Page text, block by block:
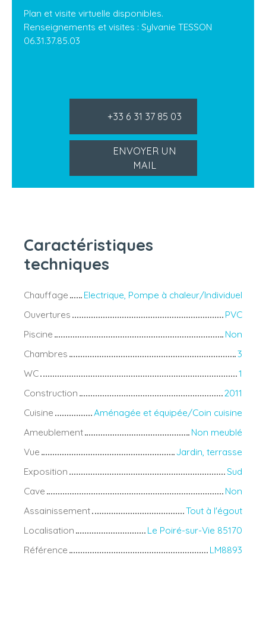
Plan et visite virtuelle disponibles.
Renseignements et visites : Sylvanie TESSON
06.31.37.85.03
+33 6 31 37 85 03
ENVOYER UN
MAIL
Caractéristiques
techniques
Chauffage
Electrique, Pompe à chaleur/Individuel
Ouvertures
PVC
Piscine
Non
Chambres
3
WC
1
Construction
2011
Cuisine
Aménagée et équipée/Coin cuisine
Ameublement
Non meublé
Vue
Jardin, terrasse
Exposition
Sud
Cave
Non
Assainissement
Tout à l'égout
Localisation
Le Poiré-sur-Vie 85170
Référence
LM8893